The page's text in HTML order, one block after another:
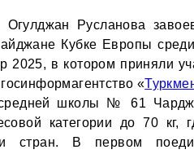
Огулджан Русланова
Кубке Европы
2025, в котором приняли
«
школы № 61
категории до 70 кг,
стран. В первом